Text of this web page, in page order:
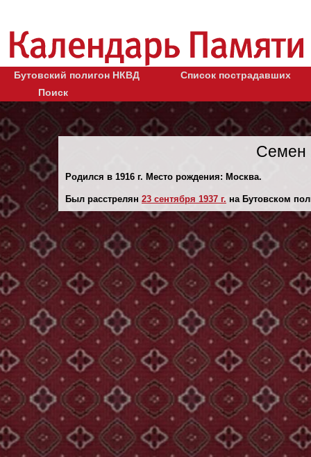
Бутовский полигон НКВД
Список пострадавших
Поиск
Семен
Родился в 1916 г. Место рождения: Москва.
Был расстрелян 23 сентября 1937 г. на Бутовском